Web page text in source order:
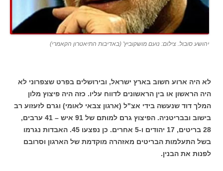
יהושע סובול. צילום: נועם מושקוביץ' (באדיבות התיאטרון הקאמרי)
לא היה ארוע חשוב בארץ ישראל, ובירושלים בפרט שצפרוני לא
היה הראשון או בין הראשונים לדווח עליו. כזה היה פיצוץ מלון
המלך דוד שנעשה בידי אצ"ל (ארגון צבאי לאומי) וגרם לזעזוע רב
בישוב ובבריטניה. הפיצוץ גרם למותם של 91 איש – 41 ערבים,
28 בריטים, 17 יהודים ו-5 אחרים. כן נפצעו 45. האבדות נגרמו
בשל התעלמות הבריטים מאזהרה מוקדמת של הארגון וסרובם
לפנות את הבנין.